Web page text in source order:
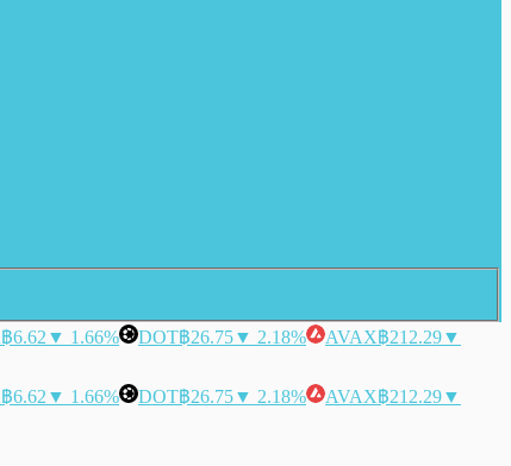
฿6.62 ▼ 1.66% DOT฿26.75▼ 2.18% AVAX฿212.29▼
฿6.62 ▼ 1.66% DOT฿26.75▼ 2.18% AVAX฿212.29▼